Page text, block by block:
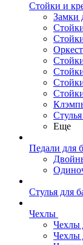
Стойки и
Замки
Еще
Педали для
Стулья для
Чехлы
Чехлы
Чехлы